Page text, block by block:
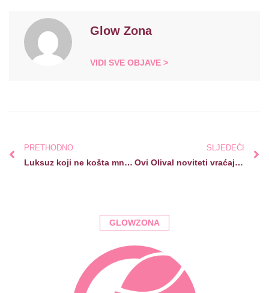
Glow Zona
VIDI SVE OBJAVE >
PRETHODNO
Luksuz koji ne košta mnogo: kako briga o sebi mijenja način na koji izgledaš (i osjećaš se)
SLJEDEĆI
Ovi Olival noviteti vraćaju život suhoj i beživotnoj kosi
GLOWZONA